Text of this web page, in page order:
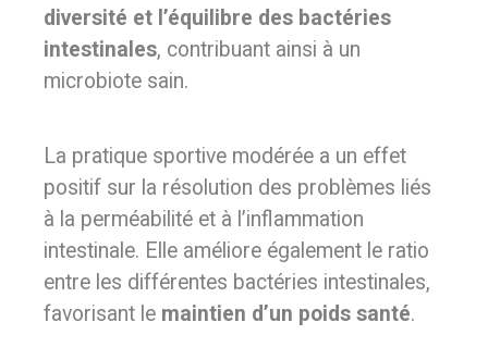
diversité et l’équilibre des bactéries
intestinales, contribuant ainsi à un
microbiote sain.
La pratique sportive modérée a un effet
positif sur la résolution des problèmes liés
à la perméabilité et à l’inflammation
intestinale. Elle améliore également le ratio
entre les différentes bactéries intestinales,
favorisant le maintien d’un poids santé.